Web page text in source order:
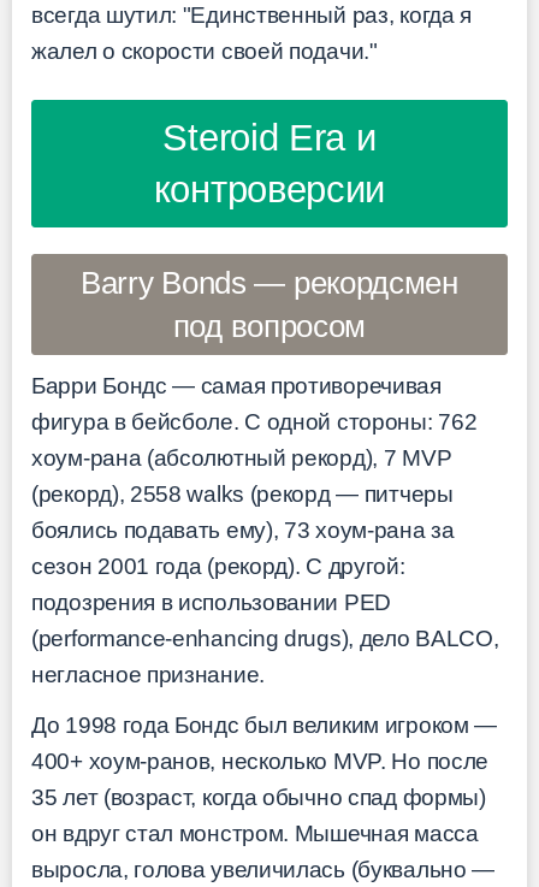
всегда шутил: "Единственный раз, когда я
жалел о скорости своей подачи."
Steroid Era и
контроверсии
Barry Bonds — рекордсмен
под вопросом
Барри Бондс — самая противоречивая
фигура в бейсболе. С одной стороны: 762
хоум-рана (абсолютный рекорд), 7 MVP
(рекорд), 2558 walks (рекорд — питчеры
боялись подавать ему), 73 хоум-рана за
сезон 2001 года (рекорд). С другой:
подозрения в использовании PED
(performance-enhancing drugs), дело BALCO,
негласное признание.
До 1998 года Бондс был великим игроком —
400+ хоум-ранов, несколько MVP. Но после
35 лет (возраст, когда обычно спад формы)
он вдруг стал монстром. Мышечная масса
выросла, голова увеличилась (буквально —